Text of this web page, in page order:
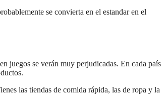
se convierta en el estandar en el
juegos se verán muy perjudicadas. En cada país
las tiendas de comida rápida, las de ropa y la